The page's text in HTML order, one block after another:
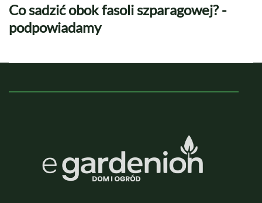
Co sadzić obok fasoli szparagowej? -
podpowiadamy